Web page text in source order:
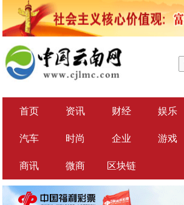
首页 资讯 财经 娱乐
汽车 时尚 企业 游戏
商讯 微商 区块链